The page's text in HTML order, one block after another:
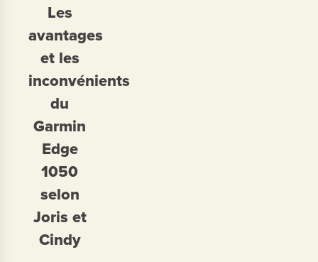
Les
avantages
et les
inconvénients
du
Garmin
Edge
1050
selon
Joris et
Cindy